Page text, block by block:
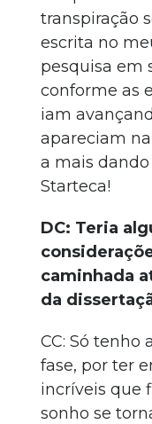
transpiração
escrita no
pesquisa em
conforme as
iam
apareciam
a mais
Starteca!
DC: Teria
caminhada
da
CC: Só tenho
fase, por ter
incríveis que
sonho se